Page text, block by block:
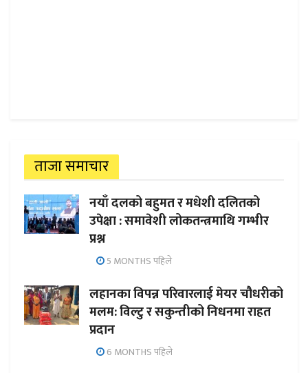
ताजा समाचार
नयाँ दलको बहुमत र मधेशी दलितको
उपेक्षा : समावेशी लोकतन्त्रमाथि गम्भीर
प्रश्न
5 MONTHS पहिले
लहानका विपन्न परिवारलाई मेयर चौधरीको
मलम: विल्टु र सकुन्तीको निधनमा राहत
प्रदान
6 MONTHS पहिले